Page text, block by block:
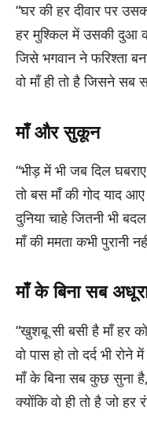
“घर की हर दीवार पर
हर मुश्किल में उसकी दुआ
जिसे भगवान ने फरिश्ता
वो माँ ही तो है जिसने सब
माँ और सुकून
“भीड़ में भी जब दिल
तो बस माँ की गोद याद
दुनिया चाहे जितनी भी
माँ की ममता कभी पुरानी
माँ के बिना सब
“खुशबू सी बसी है माँ हर
वो पास हो तो दर्द भी रोने में
माँ के बिना सब कुछ सुना है,
क्योंकि वो ही तो है जो